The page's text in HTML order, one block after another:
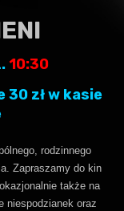
10:30
30 zł w kasie
rodzinnego
Zapraszamy do kin
także na
niespodzianek oraz